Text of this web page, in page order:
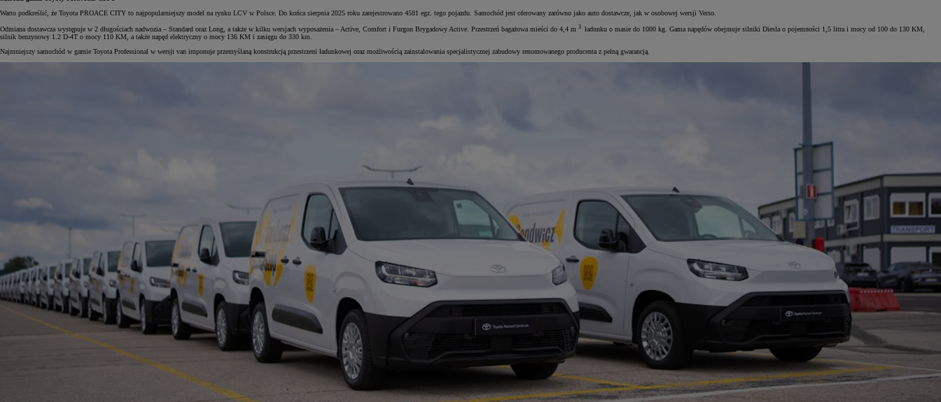
Warto podkreślić, że Toyota PROACE CITY to najpopularniejszy model na rynku LCV w Polsce. Do końca sierpnia 2025 roku zarejestrowano 4581 egz. tego pojazdu. Samochód jest oferowany zarówno jako auto dostawcze, jak w osobowej wersji Verso.
Odmiana dostawcza występuje w 2 długościach nadwozia – Standard oraz Long, a także w kilku wersjach wyposażenia – Active, Comfort i Furgon Brygadowy Active. Przestrzeń bagażowa mieści do 4,4 m 3 ładunku o masie do 1000 kg. Gama napędów obejmuje silniki Diesla o pojemności 1,5 litra i mocy od 100 do 130 KM,
silnik benzynowy 1.2 D-4T o mocy 110 KM, a także napęd elektryczny o mocy 136 KM i zasięgu do 330 km.
Najmniejszy samochód w gamie Toyota Professional w wersji van imponuje przemyślaną konstrukcją przestrzeni ładunkowej oraz możliwością zainstalowania specjalistycznej zabudowy renomowanego producenta z pełną gwarancją.